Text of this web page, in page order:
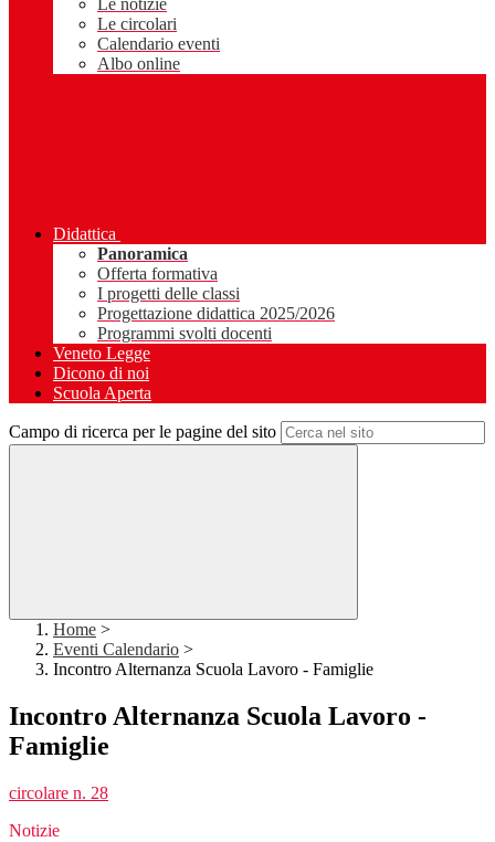
Le notizie
Le circolari
Calendario eventi
Albo online
Didattica
Panoramica
Offerta formativa
I progetti delle classi
Progettazione didattica 2025/2026
Programmi svolti docenti
Veneto Legge
Dicono di noi
Scuola Aperta
Campo di ricerca per le pagine del sito
Home >
Eventi Calendario >
Incontro Alternanza Scuola Lavoro - Famiglie
Incontro Alternanza Scuola Lavoro -
Famiglie
circolare n. 28
Notizie